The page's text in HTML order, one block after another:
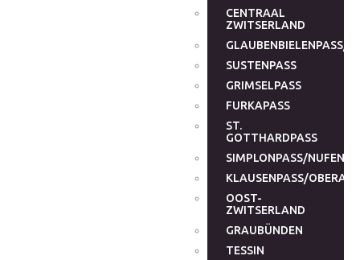
CENTRAAL
ZWITSERLAND
GLAUBENBIELENPASS/
SUSTENPASS
GRIMSELPASS
FURKAPASS
ST.
GOTTHARDPASS
SIMPLONPASS/
KLAUSENPASS/
OOST-
ZWITSERLAND
GRAUBÜNDEN
TESSIN